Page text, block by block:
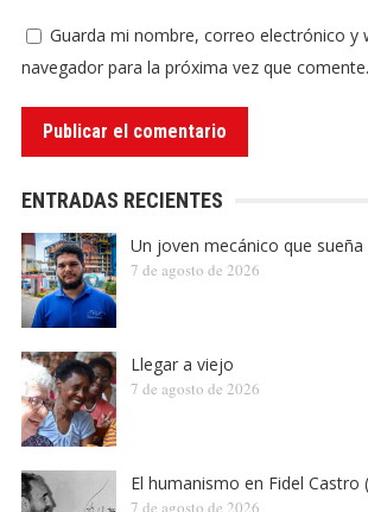
Guarda mi nombre, correo electrónico y
navegador para la próxima vez que comente.
ENTRADAS RECIENTES
Un joven mecánico que
7 de agosto de 2026
Llegar a viejo
7 de agosto de 2026
El humanismo en Fidel Castro
7 de agosto de 2026